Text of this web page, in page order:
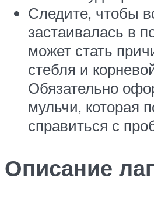
Следите, чтобы
застаивалась в
может стать
стебля и
Обязательно
мульчи, которая
справиться с
Описание